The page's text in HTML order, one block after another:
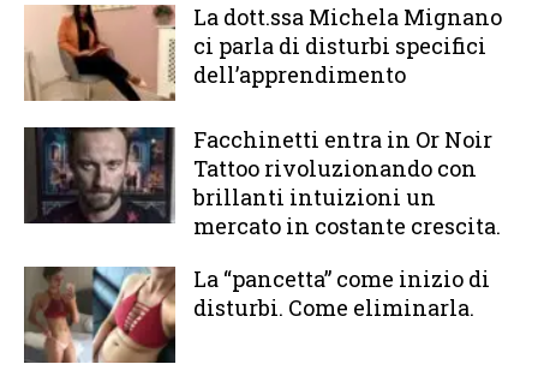
La dott.ssa Michela Mignano
ci parla di disturbi specifici
dell’apprendimento
Facchinetti entra in Or Noir
Tattoo rivoluzionando con
brillanti intuizioni un
mercato in costante crescita.
La “pancetta” come inizio di
disturbi. Come eliminarla.